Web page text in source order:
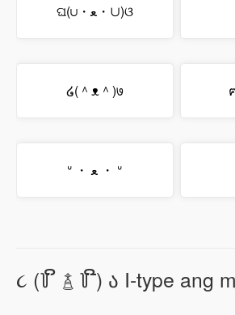
ଘ(∪・ﻌ・∪)ଓ
໒(＾ᴥ＾)७
ᐡ ・ ﻌ ・ ᐡ
૮ (꒦ ິ ࿄ ꒦ ີ) ა I-type ang